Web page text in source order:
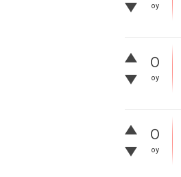
oy
0
oy
0
oy